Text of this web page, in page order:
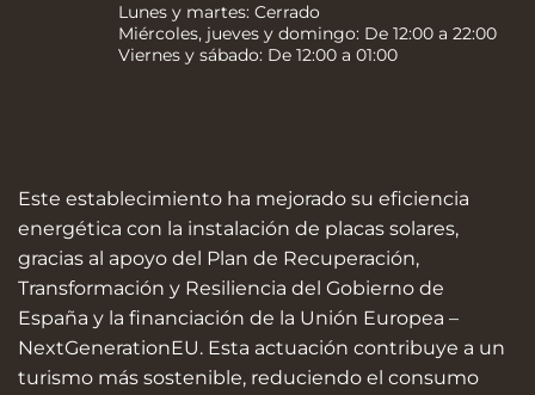
Lunes y martes: Cerrado
Miércoles, jueves y domingo: De 12:00 a 22:00
Viernes y sábado: De 12:00 a 01:00
Este establecimiento ha mejorado su eficiencia
energética con la instalación de placas solares,
gracias al apoyo del Plan de Recuperación,
Transformación y Resiliencia del Gobierno de
España y la financiación de la Unión Europea –
NextGenerationEU. Esta actuación contribuye a un
turismo más sostenible, reduciendo el consumo